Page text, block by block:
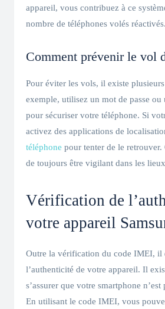
appareil, vous contribuez à ce
nombre de téléphones volés réactivés.
Comment prévenir le vol
Pour éviter les vols, il existe
exemple, utilisez un mot de passe ou
pour sécuriser votre téléphone. Si
activez des applications de
téléphone pour tenter de le
de toujours être vigilant dans les
Vérification de
votre appareil
Outre la vérification du code IMEI, il
l’authenticité de votre appareil. Il
s’assurer que votre smartphone
En utilisant le code IMEI, vous